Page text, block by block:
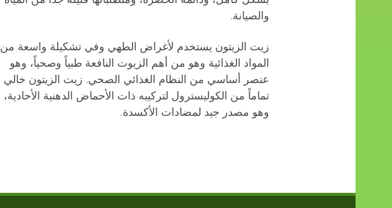
والصيانة.
زيت الزيتون يستخدم لأغراض الطهي وفي تشكيلة واسعة من
المواد الغذائية وهو من أهم الزيوت النافعة طبياً وصحياً، وهو
عنصر أساسي من النظام الغذائي الصحي. زيت الزيتون خالي
تماماً من الكوليسترول لتركيبه ذات الأحماض الدهنية الأحادية،
وهو مصدر جيد لمضادات الأكسدة.